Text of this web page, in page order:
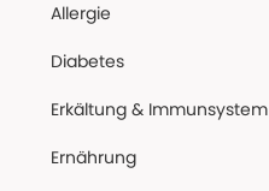
Allergie
Diabetes
Erkältung & Immunsystem
Ernährung